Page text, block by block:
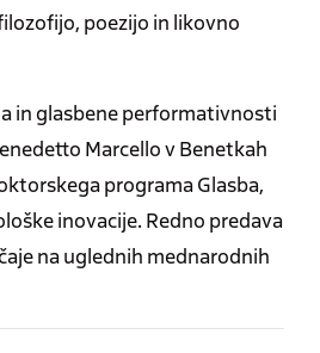
poezijo in likovno
in glasbene performativnosti
Marcello v Benetkah
programa Glasba,
inovacije. Redno predava
na uglednih mednarodnih